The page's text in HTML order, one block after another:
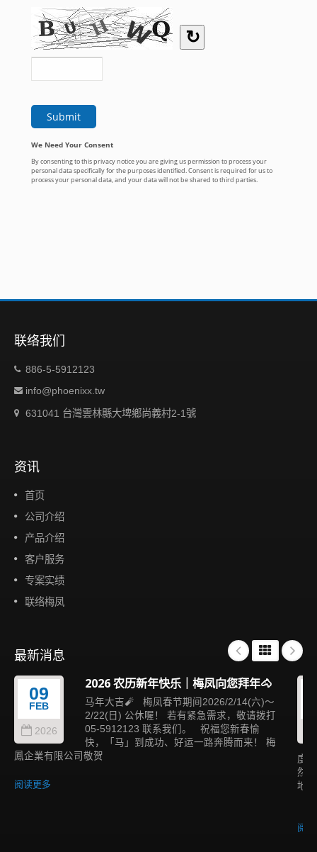
联络我们
886-5-5912123
info@phoenixx.tw
631041 台灣雲林縣大埤鄉尚義村2-1號
资讯
首页
公司介绍
产品介绍
客户服务
专案实绩
联络梅凤
最新消息
09
FEB
2026
2026 农历新年快乐｜梅凤向您拜年🐴
马年大吉🧨 梅凤春节期间2026/2/14(六)～
2/22(日) 公休喔！ 若有紧急需求，敬请拨打
05-5912123 联系我们。 祝福您新春愉
快，「马」到成功、好运一路奔腾而来！ 梅
鳳企業有限公司敬贺
阅读更多
度
然
地
阅